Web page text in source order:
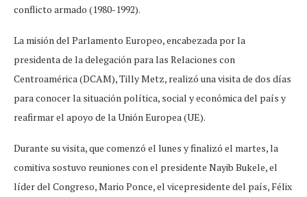
conflicto armado (1980-1992).
La misión del Parlamento Europeo, encabezada por la
presidenta de la delegación para las Relaciones con
Centroamérica (DCAM), Tilly Metz, realizó una visita de dos días
para conocer la situación política, social y económica del país y
reafirmar el apoyo de la Unión Europea (UE).
Durante su visita, que comenzó el lunes y finalizó el martes, la
comitiva sostuvo reuniones con el presidente Nayib Bukele, el
líder del Congreso, Mario Ponce, el vicepresidente del país, Félix